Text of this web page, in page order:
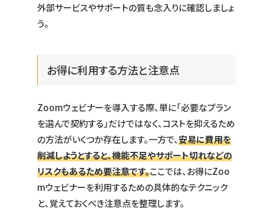
外部サービスやサポートの質も念入りに確認しましょ
う。
お得に利用する方法と注意点
Zoomウェビナーを導入する際、単に「必要なプラン
を選んで契約する」だけではなく、コストを抑えるため
の方法がいくつか存在します。一方で、安易に費用を
削減しようとすると、機能不足やサポート切れなどの
リスクもあるため要注意です。ここでは、お得にZoo
mウェビナーを利用するための具体的なテクニック
と、覚えておくべき注意点を整理します。